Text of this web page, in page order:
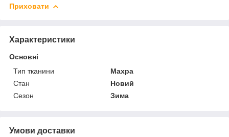
Приховати
Характеристики
Основні
Тип тканини
Махра
Стан
Новий
Сезон
Зима
Умови доставки